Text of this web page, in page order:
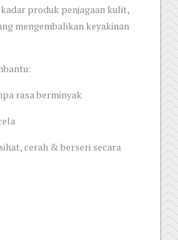
produk penjagaan kulit,
mengembalikan keyakinan
rasa berminyak
cerah & berseri secara